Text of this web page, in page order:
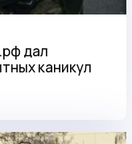
дал
каникул